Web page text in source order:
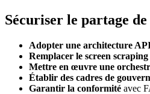
Sécuriser le partage
Adopter une architecture
Remplacer le screen scraping
Mettre en œuvre une
Établir des cadres de
Garantir la conformité avec